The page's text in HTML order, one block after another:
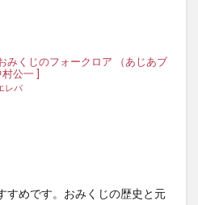
みくじのフォークロア （あじあブ
公一 ]
レバ
すめです。おみくじの歴史と元